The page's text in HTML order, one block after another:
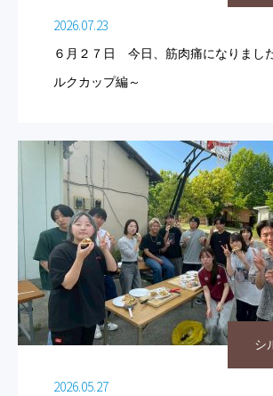
2026.07.23
６月２７日 今日、筋肉痛になりまし
ルクカップ編～
シ
2026.05.27